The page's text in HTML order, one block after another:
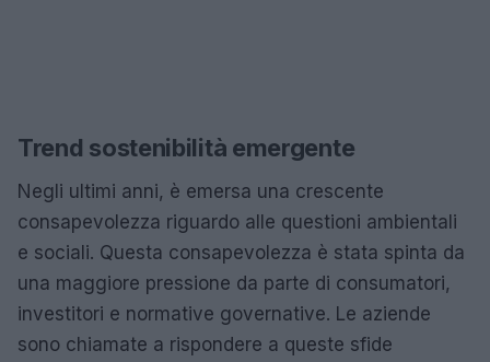
Trend sostenibilità emergente
Negli ultimi anni, è emersa una crescente
consapevolezza riguardo alle questioni ambientali
e sociali. Questa consapevolezza è stata spinta da
una maggiore pressione da parte di consumatori,
investitori e normative governative. Le aziende
sono chiamate a rispondere a queste sfide